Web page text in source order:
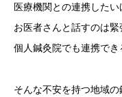
医療機関との連携した
お医者さんと話すのは
個人鍼灸院でも連携で
そんな不安を持つ地域